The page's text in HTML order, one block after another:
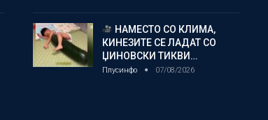
НАМЕСТО СО КЛИМА,
КИНЕЗИТЕ СЕ ЛАДАТ СО
ЏИНОВСКИ ТИКВИ…
Плусинфо 07/08/2026